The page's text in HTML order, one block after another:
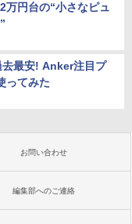
万円台の“小さなピュ
最安! Anker注目プ
ってみた
お問い合わせ
編集部へのご連絡